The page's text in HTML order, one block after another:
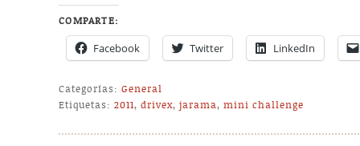
COMPARTE:
Facebook Twitter LinkedIn
Categorías: General
Etiquetas: 2011,drivex,jarama,mini challenge